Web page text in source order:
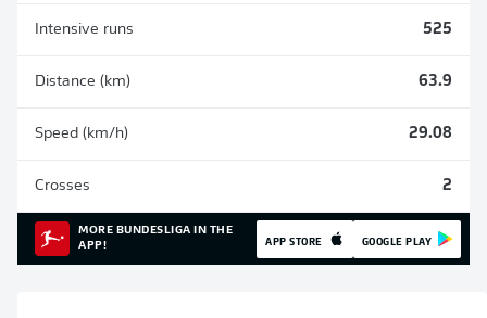
Intensive runs 525
Distance (km) 63.9
Speed (km/h) 29.08
Crosses 2
MORE BUNDESLIGA IN THE
APP!
APP STORE GOOGLE PLAY